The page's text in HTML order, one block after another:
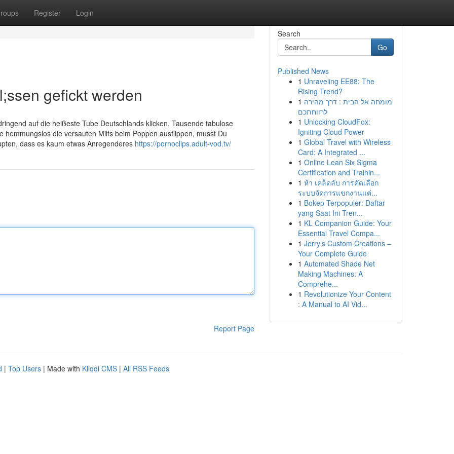
Register Login
gefickt werden
auf die heißeste Tube Deutschlands klicken. Tausende tabulose
die versauten Milfs beim Poppen ausflippen, musst Du
dass es kaum etwas Anregenderes https://pornoclips.adult-vod.tv/
Report Page
Search
Go
Published News
1 Unraveling EE88: The
Rising Trend?
1 מומחה אל הבית : דרך מהירה
לרווחתכם
1 Unlocking CloudFox:
Igniting Cloud Power
1 Global Travel with Wireless
Card: A Integrated ...
1 Online Lean Six Sigma
Certification and Trainin...
1 ห้า เคล็ดลับ การคัดเลือก
ระบบจัดการแขกงานแต่...
1 Bokep Terpopuler: Daftar
yang Saat Ini Tren...
1 KL Companion Guide: Your
Essential Travel Compa...
1 Jerry’s Custom Creations –
Your Complete Guide
1 Automated Shade Net
Making Machines: A
Comprehe...
1 Revolutionize Your Content
: A Manual to AI Vid...
| Top Users | Made with Kliqqi CMS | All RSS Feeds